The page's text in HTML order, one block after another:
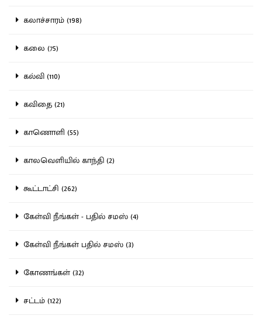
கலாச்சாரம் (198)
கலை (75)
கல்வி (110)
கவிதை (21)
காணொளி (55)
காலவெளியில் காந்தி (2)
கூட்டாட்சி (262)
கேள்வி நீங்கள் - பதில் சமஸ் (4)
கேள்வி நீங்கள் பதில் சமஸ் (3)
கோணங்கள் (32)
சட்டம் (122)